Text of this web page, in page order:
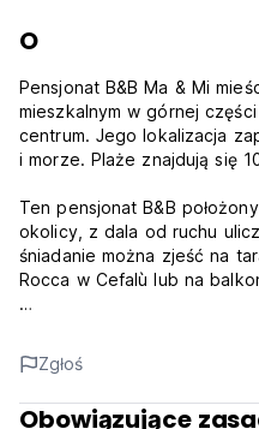
O
Pensjonat B&B Ma & Mi
mieszkalnym w górnej
centrum. Jego lokalizacja
i morze. Plaże znajdują się
Ten pensjonat B&B
okolicy, z dala od ruchu
śniadanie można zjeść na
Rocca w Cefalù lub na
telewizor i wentylator
widok na Stare Miasto i
Obiekt Ma & Mi położony
Zgłoś
Obowiązujące